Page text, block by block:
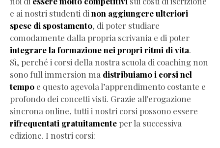
Legge
4/2013
e
coaching
Differenze
tra
coaching,
mentoring
e
terapia
Coaching
vs
e ai nostri studenti di non aggiungere ulteriori
spese di spostamento, di poter studiare
comodamente dalla propria scrivania e di poter
integrare la formazione nei propri ritmi di vita.
Sì, perché i corsi della nostra scuola di coaching non
sono full immersion ma distribuiamo i corsi nel
tempo e questo agevola l’apprendimento costante e
profondo dei concetti visti. Grazie all'erogazione
sincrona online, tutti i nostri corsi possono essere
rifrequentati gratuitamente per la successiva
edizione. I nostri corsi: